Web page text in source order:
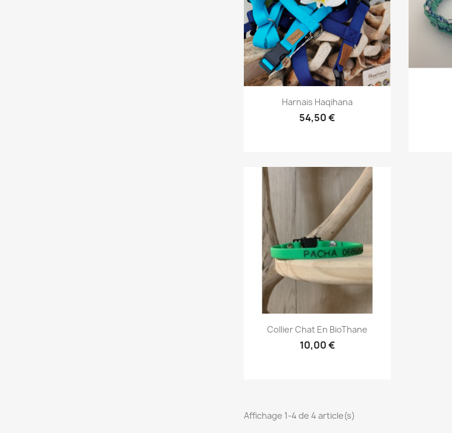
Aperçu rapide
Harnais Haqihana
54,50 €
Aperçu rapide
Collier Chat En BioThane
10,00 €
Affichage 1-4 de 4 article(s)